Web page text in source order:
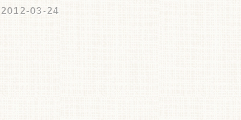
2012-03-24